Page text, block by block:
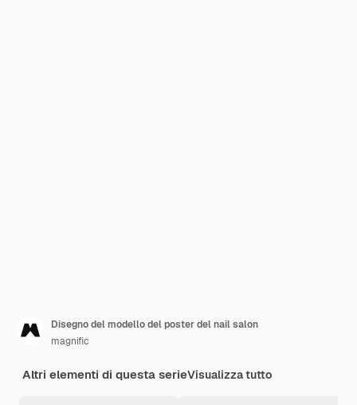
Disegno del modello del poster del nail salon
magnific
Altri elementi di questa serieVisualizza tutto